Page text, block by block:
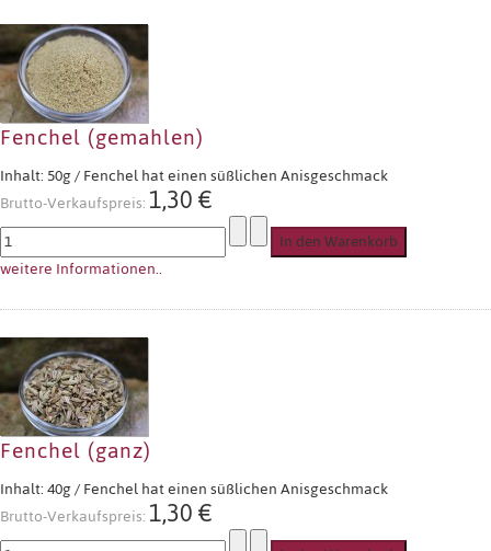
Fenchel (gemahlen)
Inhalt: 50g / Fenchel hat einen süßlichen Anisgeschmack
Brutto-Verkaufspreis:1,30 €
weitere Informationen..
Fenchel (ganz)
Inhalt: 40g / Fenchel hat einen süßlichen Anisgeschmack
Brutto-Verkaufspreis:1,30 €